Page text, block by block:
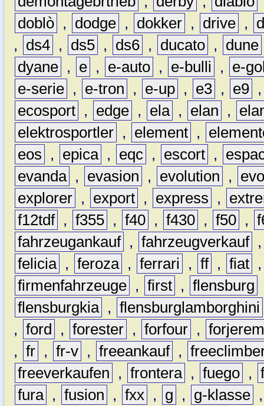
doblò , dodge , dokker , drive ,
,
ds4 , ds5 , ds6 , ducato , dune
dyane , e , e-auto , e-bulli ,
e-
e-serie , e-tron , e-up , e3 , e9
ecosport , edge , ela , elan ,
elektrosportler , element ,
eos
, epica , eqc , escort ,
evanda , evasion , evolution ,
explorer , export , express ,
f12tdf , f355 , f40 , f430 , f50 ,
fahrzeugankauf , fahrzeugverkauf
felicia , feroza , ferrari , ff , fiat
firmenfahrzeuge , first , flensburg
flensburgkia , flensburglamborghini
, ford , forester , forfour ,
, fr , fr-v , freeankauf ,
freeverkaufen
, frontera , fuego ,
fura , fusion , fxx , g , g-klasse